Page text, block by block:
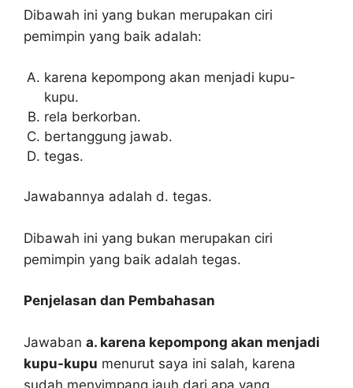
Dibawah ini yang bukan merupakan ciri
pemimpin yang baik adalah:
karena kepompong akan menjadi kupu-
kupu.
rela berkorban.
bertanggung jawab.
tegas.
Jawabannya adalah d. tegas.
Dibawah ini yang bukan merupakan ciri
pemimpin yang baik adalah tegas.
Penjelasan dan Pembahasan
Jawaban a. karena kepompong akan menjadi
kupu-kupu menurut saya ini salah, karena
sudah menyimpang jauh dari apa yang